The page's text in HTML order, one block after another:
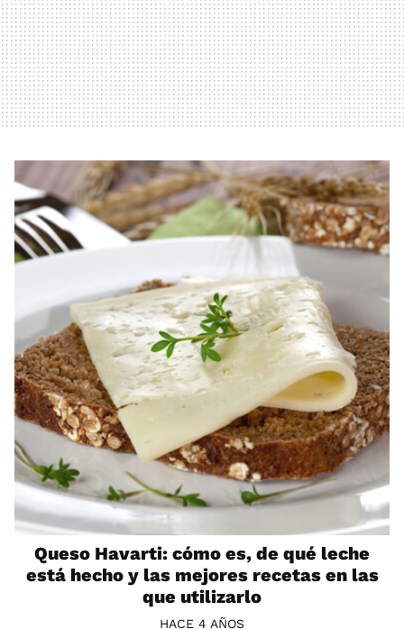
Queso Havarti: cómo es, de qué leche
está hecho y las mejores recetas en las
que utilizarlo
HACE 4 AÑOS